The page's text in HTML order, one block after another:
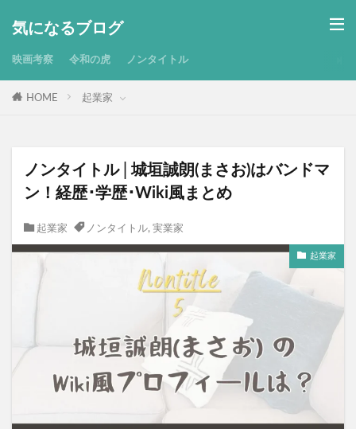
気になるブログ
映画考察 令和の虎 ノンタイトル
HOME 起業家
ノンタイトル│城垣誠朗(まさお)はバンドマ
ン！経歴･学歴･Wiki風まとめ
起業家 ノンタイトル, 実業家
起業家